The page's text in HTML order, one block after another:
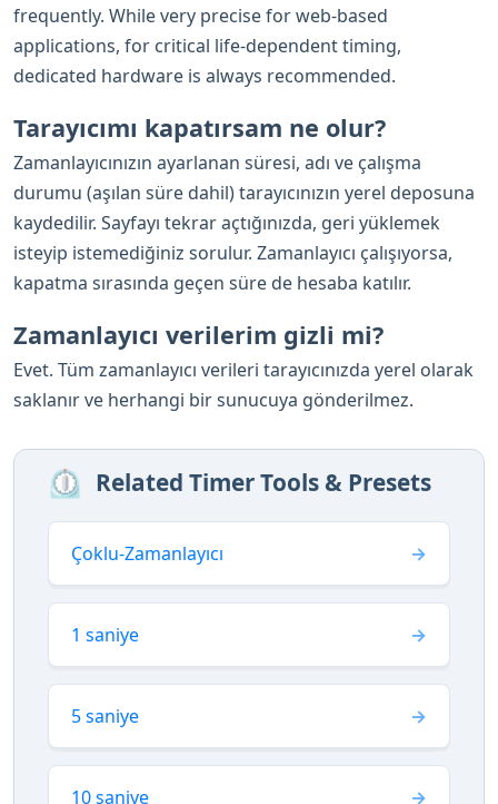
frequently. While very precise for web-based
applications, for critical life-dependent timing,
dedicated hardware is always recommended.
Tarayıcımı kapatırsam ne olur?
Zamanlayıcınızın ayarlanan süresi, adı ve çalışma
durumu (aşılan süre dahil) tarayıcınızın yerel deposuna
kaydedilir. Sayfayı tekrar açtığınızda, geri yüklemek
isteyip istemediğiniz sorulur. Zamanlayıcı çalışıyorsa,
kapatma sırasında geçen süre de hesaba katılır.
Zamanlayıcı verilerim gizli mi?
Evet. Tüm zamanlayıcı verileri tarayıcınızda yerel olarak
saklanır ve herhangi bir sunucuya gönderilmez.
⏲️ Related Timer Tools & Presets
Çoklu-Zamanlayıcı
1 saniye
5 saniye
10 saniye